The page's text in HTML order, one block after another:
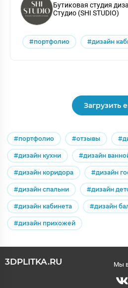
Бутиковая студия
Студио (SHI STUDIO)
#портфолио #дизайн
Загрузить
#портфолио #отзывы
#дизайн кухни #дизайн
#дизайн коридора #дизайн
#дизайн спальни #дизайн
#дизайн кабинета #дизайн
#дизайн прихожей
3DPLITKA.RU Мы